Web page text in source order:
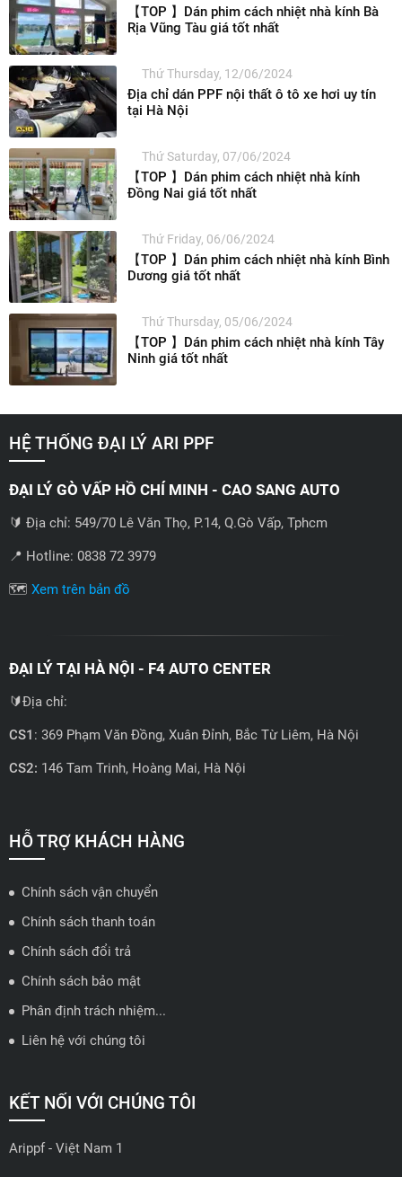
【TOP 】Dán phim cách nhiệt nhà kính Bà
Rịa Vũng Tàu giá tốt nhất
Thứ Thursday, 12/06/2024
Địa chỉ dán PPF nội thất ô tô xe hơi uy tín
tại Hà Nội
Thứ Saturday, 07/06/2024
【TOP 】Dán phim cách nhiệt nhà kính
Đồng Nai giá tốt nhất
Thứ Friday, 06/06/2024
【TOP 】Dán phim cách nhiệt nhà kính Bình
Dương giá tốt nhất
Thứ Thursday, 05/06/2024
【TOP 】Dán phim cách nhiệt nhà kính Tây
Ninh giá tốt nhất
HỆ THỐNG ĐẠI LÝ ARI PPF
ĐẠI LÝ GÒ VẤP HỒ CHÍ MINH - CAO SANG AUTO
🔰 Địa chỉ: 549/70 Lê Văn Thọ, P.14, Q.Gò Vấp, Tphcm
📍 Hotline: 0838 72 3979
🗺️ Xem trên bản đồ
ĐẠI LÝ TẠI HÀ NỘI - F4 AUTO CENTER
🔰Địa chỉ:
CS1 : 369 Phạm Văn Đồng, Xuân Đỉnh, Bắc Từ Liêm, Hà Nội
CS2: 146 Tam Trinh, Hoàng Mai, Hà Nội
🗺️Xem trên bản đồ
ĐẠI LÝ QUẬN 2 HCM - HẢI TRIỀU AUTO
🔰 Địa chỉ: 78-80 Vũ Tông Phan, P.An Phú, TP Thủ Đức, TP HCM
📍 Hotline: 0938584113
🗺️Xem trên bản đồ
ĐẠI LÝ THỦ ĐỨC - TB AUTO
🔰 Địa chỉ: 482 Đ. Lê Văn Việt, Tăng Nhơn Phú A, Thủ Đức,
Thành phố Hồ Chí Minh
HỖ TRỢ KHÁCH HÀNG
Chính sách vận chuyển
Chính sách thanh toán
Chính sách đổi trả
Chính sách bảo mật
Phân định trách nhiệm...
Liên hệ với chúng tôi
KẾT NỐI VỚI CHÚNG TÔI
Arippf - Việt Nam 1